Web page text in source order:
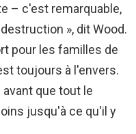
– c'est remarquable,
», dit Wood.
pour les familles de
toujours à l'envers.
que tout le
jusqu'à ce qu'il y